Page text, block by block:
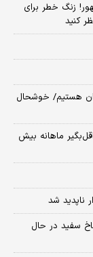
زنگ خطر برای
کنید
هستیم/ خوشحال
ماهانه بیش
سفید در حال